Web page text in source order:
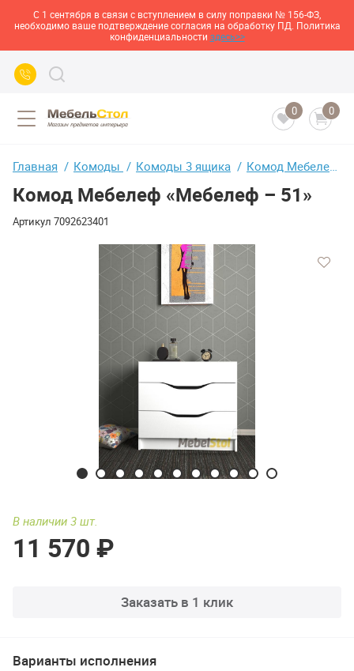
С 1 сентября в связи с вступлением в силу поправки № 156-ФЗ,
необходимо ваше подтверждение согласия на обработку ПД. Политика
конфиденциальности здесь>>
0 0
Главная Комоды Комоды 3 ящика Комод Мебелеф «Мебелеф – 51»
Комод Мебелеф «Мебелеф – 51»
Артикул 7092623401
В наличии 3 шт.
11 570 ₽
Заказать в 1 клик
Варианты исполнения